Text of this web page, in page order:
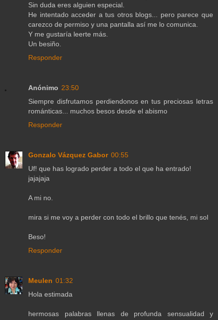
Sin duda eres alguien especial.
He intentado acceder a tus otros blogs... pero parece que
carezco de permiso y una pantalla así me lo comunica.
Y me gustaría leerte más.
Un besiño.
Responder
Anónimo 23:50
Siempre disfrutamos perdiendonos en tus preciosas letras
románticas... muchos besos desde el abismo
Responder
Gonzalo Vázquez Gabor 00:55
Uf! que has logrado perder a todo el que ha entrado!
jajajaja
A mi no.
mira si me voy a perder con todo el brillo que tenés, mi sol
Beso!
Responder
Meulen 01:32
Hola estimada
hermosas palabras llenas de profunda sensualidad y